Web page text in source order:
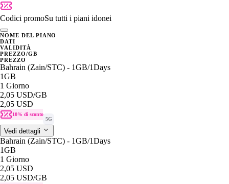
Codici promoSu tutti i piani idonei
NOME DEL PIANO
DATI
VALIDITÀ
PREZZO/GB
PREZZO
Bahrain (Zain/STC) - 1GB/1Days
1GB
1 Giorno
2,05 USD/GB
2,05 USD
10% di sconto
5G
Vedi dettagli
Bahrain (Zain/STC) - 1GB/1Days
1GB
1 Giorno
2,05 USD
2,05 USD/GB